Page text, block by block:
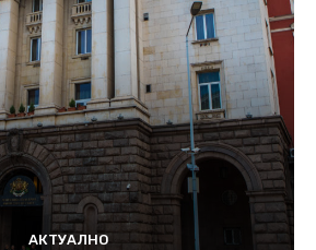
АКТУАЛНО